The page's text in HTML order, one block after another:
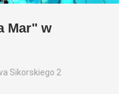
Mar" w
Sikorskiego 2